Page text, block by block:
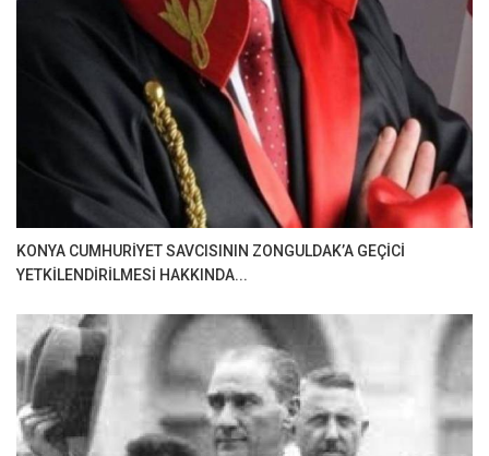
KONYA CUMHURİYET SAVCISININ ZONGULDAK’A GEÇİCİ
YETKİLENDİRİLMESİ HAKKINDA...